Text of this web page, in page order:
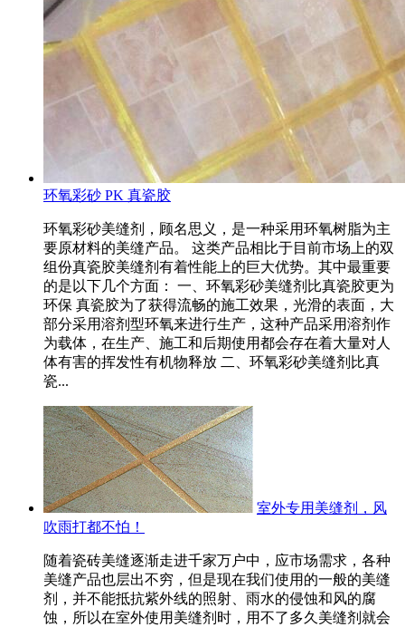
环氧彩砂 PK 真瓷胶
环氧彩砂美缝剂，顾名思义，是一种采用环氧树脂为主
要原材料的美缝产品。 这类产品相比于目前市场上的双
组份真瓷胶美缝剂有着性能上的巨大优势。其中最重要
的是以下几个方面： 一、环氧彩砂美缝剂比真瓷胶更为
环保 真瓷胶为了获得流畅的施工效果，光滑的表面，大
部分采用溶剂型环氧来进行生产，这种产品采用溶剂作
为载体，在生产、施工和后期使用都会存在着大量对人
体有害的挥发性有机物释放 二、环氧彩砂美缝剂比真
瓷...
室外专用美缝剂，风
吹雨打都不怕！
随着瓷砖美缝逐渐走进千家万户中，应市场需求，各种
美缝产品也层出不穷，但是现在我们使用的一般的美缝
剂，并不能抵抗紫外线的照射、雨水的侵蚀和风的腐
蚀，所以在室外使用美缝剂时，用不了多久美缝剂就会